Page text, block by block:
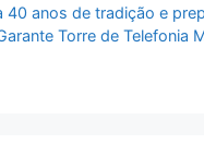
40 anos de tradição e
Torre de Telefonia